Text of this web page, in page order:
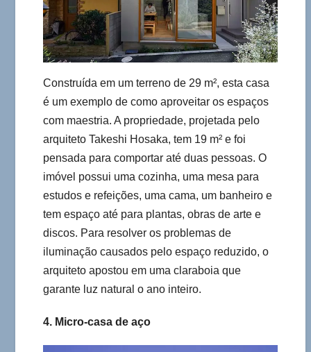
Construída em um terreno de 29 m², esta casa
é um exemplo de como aproveitar os espaços
com maestria. A propriedade, projetada pelo
arquiteto Takeshi Hosaka, tem 19 m² e foi
pensada para comportar até duas pessoas. O
imóvel possui uma cozinha, uma mesa para
estudos e refeições, uma cama, um banheiro e
tem espaço até para plantas, obras de arte e
discos. Para resolver os problemas de
iluminação causados pelo espaço reduzido, o
arquiteto apostou em uma claraboia que
garante luz natural o ano inteiro.
4. Micro-casa de aço